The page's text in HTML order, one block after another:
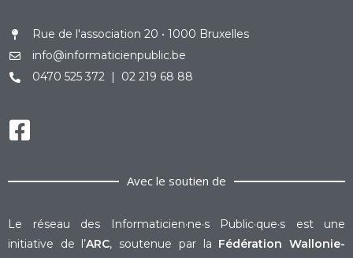
Rue de l'association 20 • 1000 Bruxelles
info@informaticienpublic.be
0470 525 372 | 02 219 68 88
Avec le soutien de
Le réseau des Informaticien·ne·s Public·que·s est une
initiative de l’ARC, soutenue par la Fédération Wallonie-